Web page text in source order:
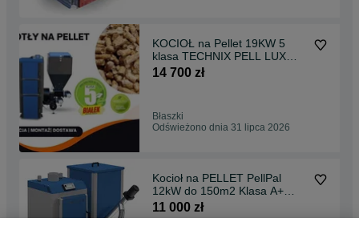
KOCIOŁ na Pellet 19KW 5
klasa TECHNIX PELL LUX
Producent Montaż
14 700 zł
Błaszki
Odświeżono dnia 31 lipca 2026
Kocioł na PELLET PellPal
12kW do 150m2 Klasa A+
DOTACJA
11 000 zł